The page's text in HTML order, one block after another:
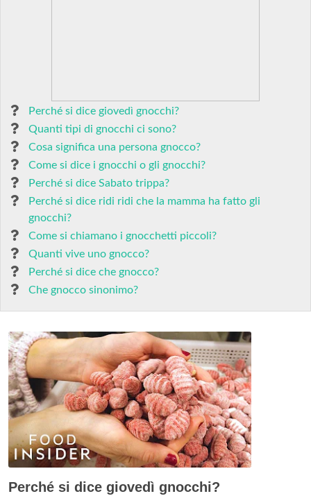
Perché si dice giovedì gnocchi?
Quanti tipi di gnocchi ci sono?
Cosa significa una persona gnocco?
Come si dice i gnocchi o gli gnocchi?
Perché si dice Sabato trippa?
Perché si dice ridi ridi che la mamma ha fatto gli
gnocchi?
Come si chiamano i gnocchetti piccoli?
Quanti vive uno gnocco?
Perché si dice che gnocco?
Che gnocco sinonimo?
Perché si dice giovedì gnocchi?